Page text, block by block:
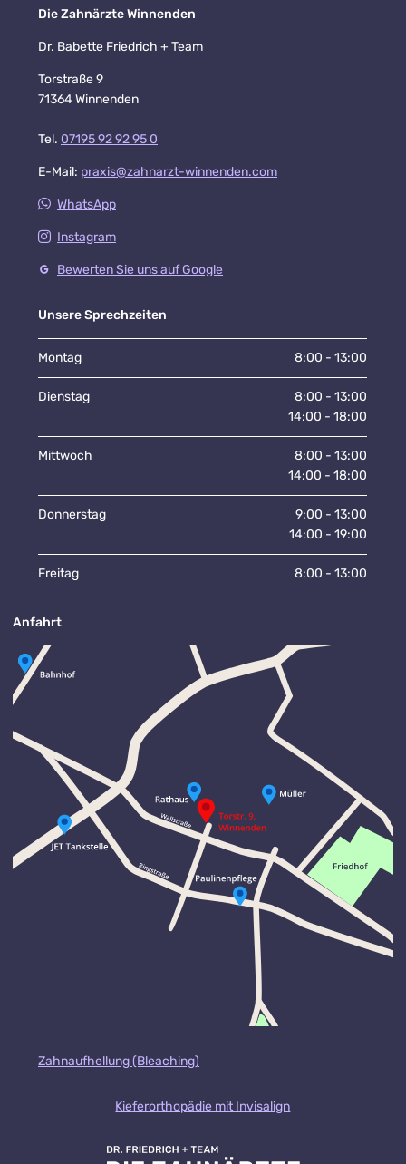
Die Zahnärzte Winnenden
Dr. Babette Friedrich + Team
Torstraße 9
71364 Winnenden
Tel. 07195 92 92 95 0
E-Mail: praxis@zahnarzt-winnenden.com
WhatsApp
Instagram
Bewerten Sie uns auf Google
Unsere Sprechzeiten
Montag 8:00 - 13:00
Dienstag
8:00 - 13:00
14:00 - 18:00
Mittwoch
8:00 - 13:00
14:00 - 18:00
Donnerstag
9:00 - 13:00
14:00 - 19:00
Freitag 8:00 - 13:00
Anfahrt
Zahnaufhellung (Bleaching)
Kieferorthopädie mit Invisalign